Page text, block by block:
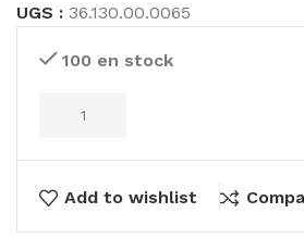
UGS : 36.130.00.0065
100 en stock
Add to wishlist